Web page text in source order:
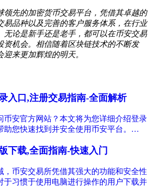
领先的加密货币交易平台，凭借其卓越的
易品种以及完善的客户服务体系，在行业
无论是新手还是老手，都可以在币安交易
资机会。相信随着区块链技术的不断发
来更加辉煌的明天。
入口,注册交易指南-全面解析
币安官方网站？本文将为您详细介绍登录
助您快速找到并安全使用币安平台。…
下载,全面指南-快速入门
，币安交易所凭借其强大的功能和安全性
于习惯于使用电脑进行操作的用户下载并